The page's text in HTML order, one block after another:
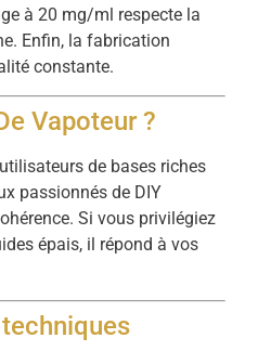
à 20 mg/ml respecte la
Enfin, la fabrication
constante.
Vapoteur ?
de bases riches
passionnés de DIY
Si vous privilégiez
épais, il répond à vos